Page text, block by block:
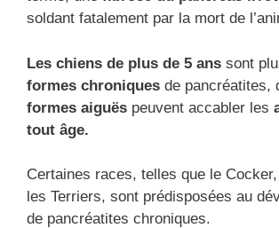
soldant fatalement par la mort de
Les chiens de plus de 5 ans sont
formes chroniques de pancréatites,
formes aiguës peuvent accabler les
tout âge.
Certaines races, telles que le
les Terriers, sont prédisposées au
de pancréatites chroniques.